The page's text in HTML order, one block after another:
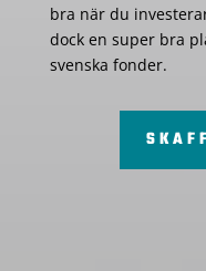
bra när du
dock en super bra
svenska fonder.